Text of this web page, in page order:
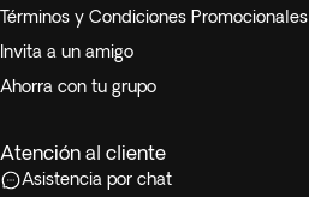
Términos y Condiciones Promocionales
Invita a un amigo
Ahorra con tu grupo
Atención al cliente
Asistencia por chat